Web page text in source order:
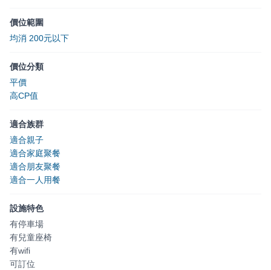
價位範圍
均消 200元以下
價位分類
平價
高CP值
適合族群
適合親子
適合家庭聚餐
適合朋友聚餐
適合一人用餐
設施特色
有停車場
有兒童座椅
有wifi
可訂位